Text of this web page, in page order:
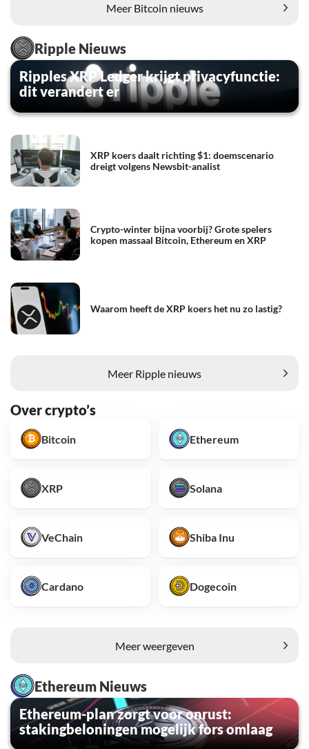
Meer Bitcoin nieuws
Ripple Nieuws
Ripples XRP Ledger krijgt privacyfunctie:
dit verandert er
XRP koers daalt richting $1: doemscenario
dreigt volgens Newsbit-analist
Crypto-winter bijna voorbij? Grote spelers
kopen massaal Bitcoin, Ethereum en XRP
Waarom heeft de XRP koers het nu zo lastig?
Meer Ripple nieuws
Over crypto’s
Bitcoin Ethereum
XRP Solana
VeChain Shiba Inu
Cardano Dogecoin
Meer weergeven
Ethereum Nieuws
Ethereum-plan zorgt voor onrust:
stakingbeloningen mogelijk fors omlaag